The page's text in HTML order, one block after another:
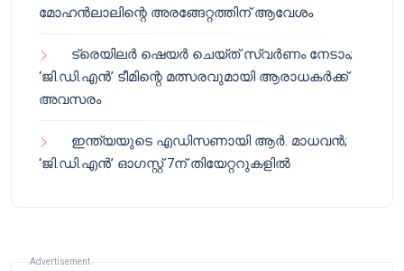
മോഹൻലാലിന്റെ അരങ്ങേറ്റത്തിന് ആവേശം
ട്രെയിലർ ഷെയർ ചെയ്‌ത് സ്വർണം നേടാം;
‘ജി.ഡി.എൻ’ ടീമിന്റെ മത്സരവുമായി ആരാധകർക്ക്
അവസരം
ഇന്ത്യയുടെ എഡിസണായി ആർ. മാധവൻ;
‘ജി.ഡി.എൻ’ ഓഗസ്റ്റ് 7ന് തിയേറ്ററുകളിൽ
Advertisement